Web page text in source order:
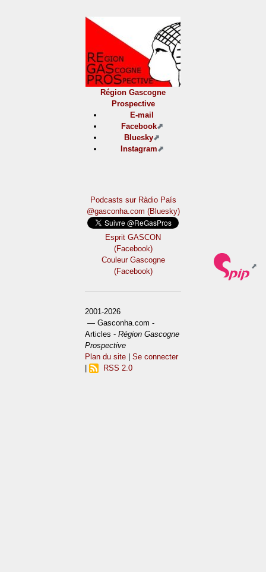
Région Gascogne
Prospective
E-mail
Facebook
Bluesky
Instagram
Podcasts sur Ràdio País
@gasconha.com (Bluesky)
Esprit GASCON
(Facebook)
Couleur Gascogne
(Facebook)
2001-2026
— Gasconha.com -
Articles -Région Gascogne
Prospective
Plan du site |Se connecter
RSS 2.0